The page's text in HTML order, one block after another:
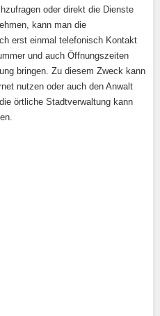
oder direkt die Dienste
kann man die
erst einmal telefonisch Kontakt
und auch Öffnungszeiten
bringen. Zu diesem Zweck kann
nutzen oder auch den Anwalt
örtliche Stadtverwaltung kann